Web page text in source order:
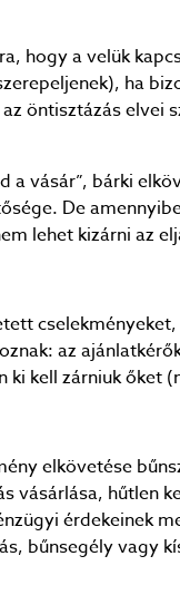
hogy a velük
ha
öntisztázás
a vásár”, bárki
De
lehet kizárni az
az
kell zárniuk
elkövetése
hűtlen
érdekeinek
bűnsegély vagy